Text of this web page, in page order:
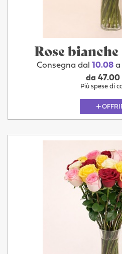
Rose
Consegna dal 10.08 a
da 47.00
Più spese di